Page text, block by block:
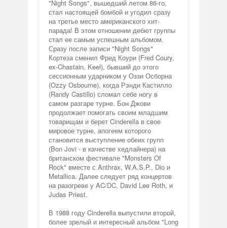
"Night Songs", вышедший летом 86-го,
стал настоящей бомбой и угодил сразу
на третье место американского хит-
парада! В этом отношении дебют группы
стал ее самым успешным альбомом.
Сразу после записи "Night Songs"
Кортеза сменил Фред Коури (Fred Coury,
ex-Chastain, Keel), бывший до этого
сессионным ударником у Оззи Осборна
(Ozzy Osbourne), когда Рэнди Кастилло
(Randy Castillo) сломал себе ногу в
самом разгаре турне. Бон Джови
продолжает помогать своим младшим
товарищам и берет Cinderella в свое
мировое турне, апогеем которого
становится выступление обеих групп
(Bon Jovi - в качестве хедлайнера) на
британском фестивале "Monsters Of
Rock" вместе с Anthrax, W.A.S.P., Dio и
Metallica. Далее следует ряд концертов
на разогреве у AC/DC, David Lee Roth, и
Judas Priest.
В 1988 году Cinderella выпустили второй,
более зрелый и интересный альбом "Long